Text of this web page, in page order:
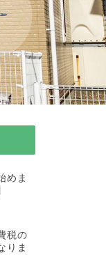
外壁のひび割れは、す
の魅力～ 現地に着いて
めま
税の
りま